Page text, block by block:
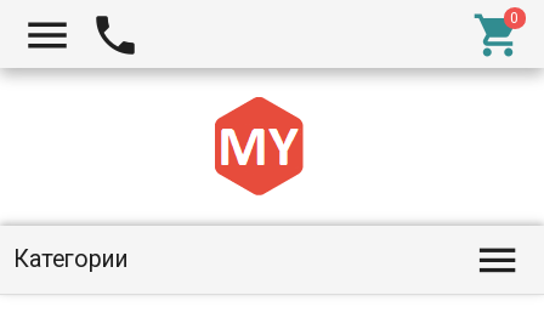
  
Категории 